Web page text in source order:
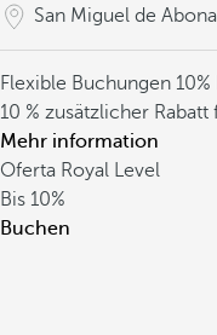
San Miguel de
Flexible Buchungen
10 % zusätzlicher
Mehr information
Oferta Royal Level
Bis 10%
Buchen